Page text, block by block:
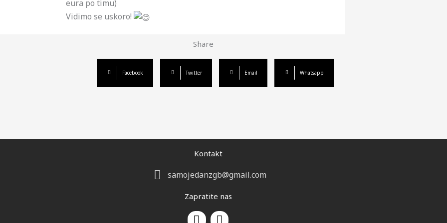
eura po timu)
Vidimo se uskoro!
Share
Facebook Twitter Email Whatsapp
Kontakt
samojedanzgb@gmail.com
Zapratite nas
F I